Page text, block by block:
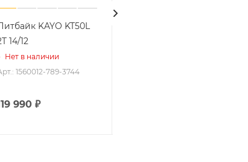
KAYO KT50L
14/12
Нет в наличии
1560012-789-3744
990 ₽